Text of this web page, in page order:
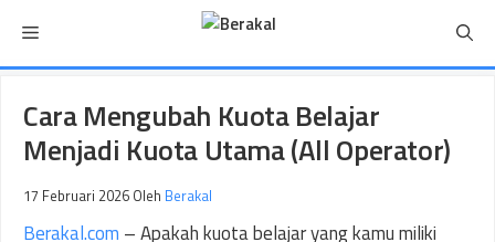
isi
Menu
Cara Mengubah Kuota Belajar
Menjadi Kuota Utama (All Operator)
17 Februari 2026 Oleh Berakal
Berakal.com – Apakah kuota belajar yang kamu miliki